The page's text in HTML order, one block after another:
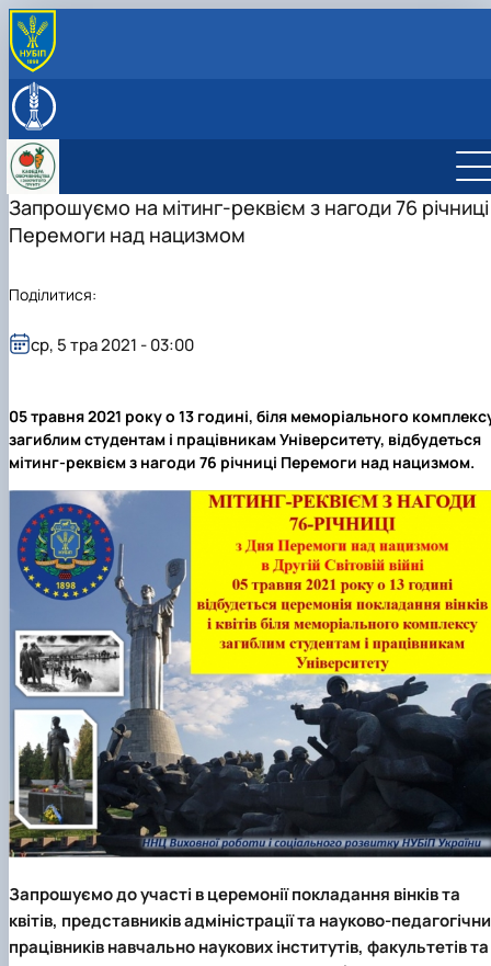
ПРО КАФЕДРУ
ОС БАКАЛАВР
ОС МАГІСТР
Програми практик
НАУКОВА ДІЯЛЬНІСТЬ
"Овочівник"
Загальна інформація про гурток
Реєстрація у гурток
Звіт роботи гуртка за 2024-2025 рік
Публікації гуртківців
Соц мережі
ВСТУПНИКУ
Вступнику
СТУДЕНТУ
Графік відпрацювань навчальної практики
Графік відпрацювань лекційних занять
Запрошуємо на мітинг-реквієм з нагоди 76 річниці
Перемоги над нацизмом
05 травня 2021 року о 13 годині, біля меморіального
загиблим студентам і працівникам Університету, відбудеться
мітинг-реквієм з нагоди 76 річниці Перемоги над нацизмом.
Запрошуємо до участі в церемонії покладання вінків та
квітів, представників адміністрації та науково-
працівників навчально наукових інститутів, факультетів та
ср, 5 тра 2021 - 03:00
Поділитися: